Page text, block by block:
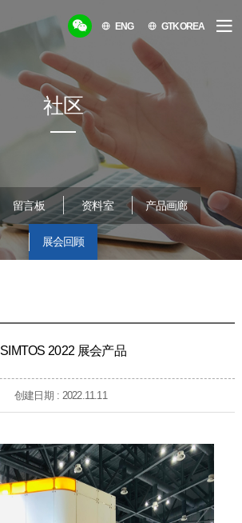
ENG GTKOREA
社区
留言板 资料室 产品画廊
展会回顾
SIMTOS 2022 展会产品
创建日期 : 2022.11.11